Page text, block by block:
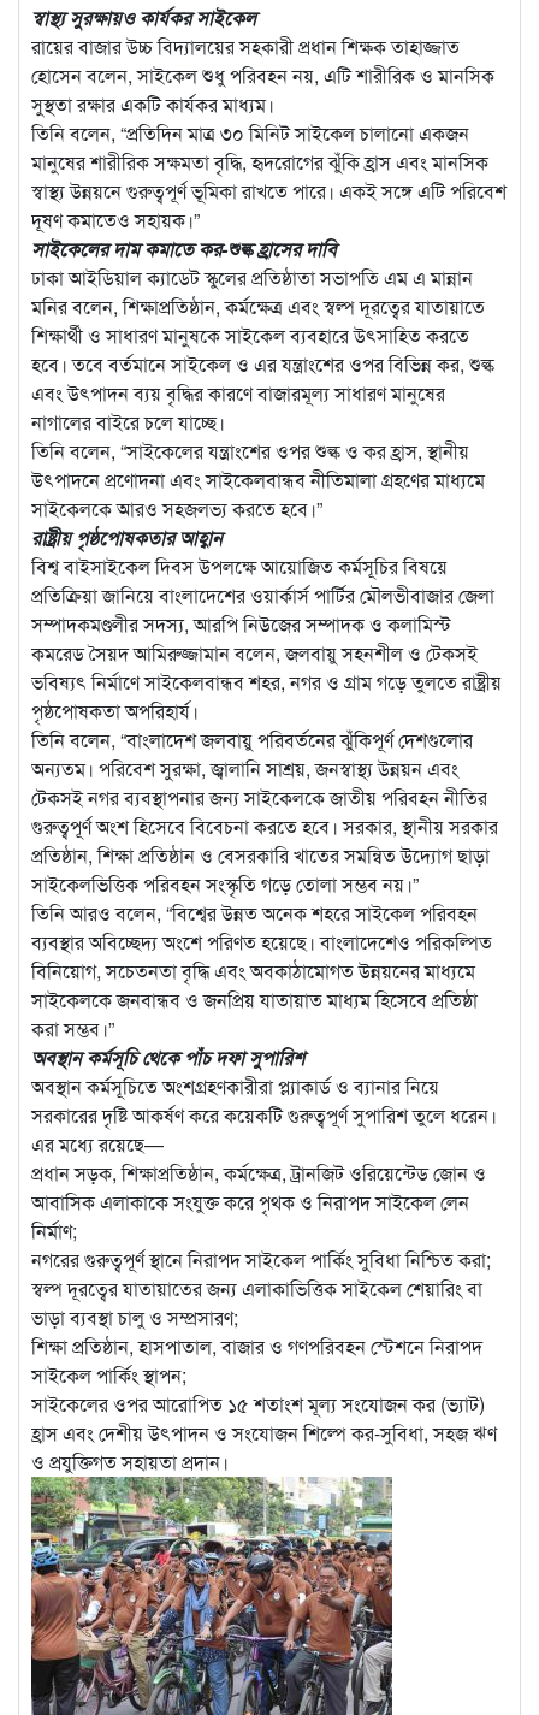
স্বাস্থ্য সুরক্ষায়ও কার্যকর সাইকেল
রায়ের বাজার উচ্চ বিদ্যালয়ের সহকারী প্রধান শিক্ষক তাহাজ্জাত
হোসেন বলেন, সাইকেল শুধু পরিবহন নয়, এটি শারীরিক ও মানসিক
সুস্থতা রক্ষার একটি কার্যকর মাধ্যম।
তিনি বলেন, “প্রতিদিন মাত্র ৩০ মিনিট সাইকেল চালানো একজন
মানুষের শারীরিক সক্ষমতা বৃদ্ধি, হৃদরোগের ঝুঁকি হ্রাস এবং মানসিক
স্বাস্থ্য উন্নয়নে গুরুত্বপূর্ণ ভূমিকা রাখতে পারে। একই সঙ্গে এটি পরিবেশ
দূষণ কমাতেও সহায়ক।”
সাইকেলের দাম কমাতে কর-শুল্ক হ্রাসের দাবি
ঢাকা আইডিয়াল ক্যাডেট স্কুলের প্রতিষ্ঠাতা সভাপতি এম এ মান্নান
মনির বলেন, শিক্ষাপ্রতিষ্ঠান, কর্মক্ষেত্র এবং স্বল্প দূরত্বের যাতায়াতে
শিক্ষার্থী ও সাধারণ মানুষকে সাইকেল ব্যবহারে উৎসাহিত করতে
হবে। তবে বর্তমানে সাইকেল ও এর যন্ত্রাংশের ওপর বিভিন্ন কর, শুল্ক
এবং উৎপাদন ব্যয় বৃদ্ধির কারণে বাজারমূল্য সাধারণ মানুষের
নাগালের বাইরে চলে যাচ্ছে।
তিনি বলেন, “সাইকেলের যন্ত্রাংশের ওপর শুল্ক ও কর হ্রাস, স্থানীয়
উৎপাদনে প্রণোদনা এবং সাইকেলবান্ধব নীতিমালা গ্রহণের মাধ্যমে
সাইকেলকে আরও সহজলভ্য করতে হবে।”
রাষ্ট্রীয় পৃষ্ঠপোষকতার আহ্বান
বিশ্ব বাইসাইকেল দিবস উপলক্ষে আয়োজিত কর্মসূচির বিষয়ে
প্রতিক্রিয়া জানিয়ে বাংলাদেশের ওয়ার্কার্স পার্টির মৌলভীবাজার জেলা
সম্পাদকমণ্ডলীর সদস্য, আরপি নিউজের সম্পাদক ও কলামিস্ট
কমরেড সৈয়দ আমিরুজ্জামান বলেন, জলবায়ু সহনশীল ও টেকসই
ভবিষ্যৎ নির্মাণে সাইকেলবান্ধব শহর, নগর ও গ্রাম গড়ে তুলতে রাষ্ট্রীয়
পৃষ্ঠপোষকতা অপরিহার্য।
তিনি বলেন, “বাংলাদেশ জলবায়ু পরিবর্তনের ঝুঁকিপূর্ণ দেশগুলোর
অন্যতম। পরিবেশ সুরক্ষা, জ্বালানি সাশ্রয়, জনস্বাস্থ্য উন্নয়ন এবং
টেকসই নগর ব্যবস্থাপনার জন্য সাইকেলকে জাতীয় পরিবহন নীতির
গুরুত্বপূর্ণ অংশ হিসেবে বিবেচনা করতে হবে। সরকার, স্থানীয় সরকার
প্রতিষ্ঠান, শিক্ষা প্রতিষ্ঠান ও বেসরকারি খাতের সমন্বিত উদ্যোগ ছাড়া
সাইকেলভিত্তিক পরিবহন সংস্কৃতি গড়ে তোলা সম্ভব নয়।”
তিনি আরও বলেন, “বিশ্বের উন্নত অনেক শহরে সাইকেল পরিবহন
ব্যবস্থার অবিচ্ছেদ্য অংশে পরিণত হয়েছে। বাংলাদেশেও পরিকল্পিত
বিনিয়োগ, সচেতনতা বৃদ্ধি এবং অবকাঠামোগত উন্নয়নের মাধ্যমে
সাইকেলকে জনবান্ধব ও জনপ্রিয় যাতায়াত মাধ্যম হিসেবে প্রতিষ্ঠা
করা সম্ভব।”
অবস্থান কর্মসূচি থেকে পাঁচ দফা সুপারিশ
অবস্থান কর্মসূচিতে অংশগ্রহণকারীরা প্ল্যাকার্ড ও ব্যানার নিয়ে
সরকারের দৃষ্টি আকর্ষণ করে কয়েকটি গুরুত্বপূর্ণ সুপারিশ তুলে ধরেন।
এর মধ্যে রয়েছে—
প্রধান সড়ক, শিক্ষাপ্রতিষ্ঠান, কর্মক্ষেত্র, ট্রানজিট ওরিয়েন্টেড জোন ও
আবাসিক এলাকাকে সংযুক্ত করে পৃথক ও নিরাপদ সাইকেল লেন
নির্মাণ;
নগরের গুরুত্বপূর্ণ স্থানে নিরাপদ সাইকেল পার্কিং সুবিধা নিশ্চিত করা;
স্বল্প দূরত্বের যাতায়াতের জন্য এলাকাভিত্তিক সাইকেল শেয়ারিং বা
ভাড়া ব্যবস্থা চালু ও সম্প্রসারণ;
শিক্ষা প্রতিষ্ঠান, হাসপাতাল, বাজার ও গণপরিবহন স্টেশনে নিরাপদ
সাইকেল পার্কিং স্থাপন;
সাইকেলের ওপর আরোপিত ১৫ শতাংশ মূল্য সংযোজন কর (ভ্যাট)
হ্রাস এবং দেশীয় উৎপাদন ও সংযোজন শিল্পে কর-সুবিধা, সহজ ঋণ
ও প্রযুক্তিগত সহায়তা প্রদান।